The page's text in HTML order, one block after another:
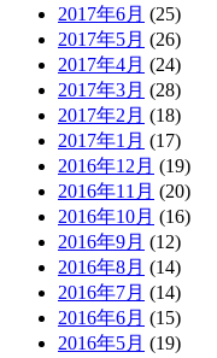
2017年6月 (25)
2017年5月 (26)
2017年4月 (24)
2017年3月 (28)
2017年2月 (18)
2017年1月 (17)
2016年12月 (19)
2016年11月 (20)
2016年10月 (16)
2016年9月 (12)
2016年8月 (14)
2016年7月 (14)
2016年6月 (15)
2016年5月 (19)